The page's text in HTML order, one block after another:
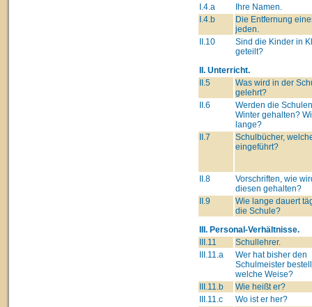
I.4.a
Ihre Namen.
I.4.b
Die Entfernung
jeden.
II.10
Sind die Kinder in
geteilt?
II. Unterricht.
II.5
Was wird in der
gelehrt?
II.6
Werden die
Winter gehalten?
lange?
II.7
Schulbücher,
eingeführt?
II.8
Vorschriften, wie
diesen gehalten?
II.9
Wie lange dauert
die Schule?
III. Personal-Verhältnisse.
III.11
Schullehrer.
III.11.a
Wer hat bisher den
Schulmeister
welche Weise?
III.11.b
Wie heißt er?
III.11.c
Wo ist er her?